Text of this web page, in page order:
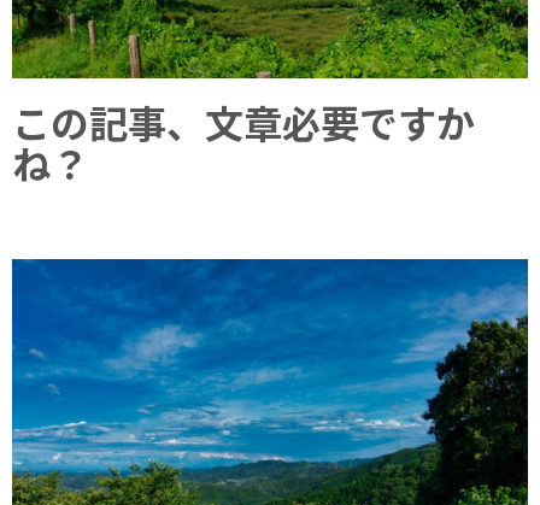
この記事、文章必要ですか
ね？